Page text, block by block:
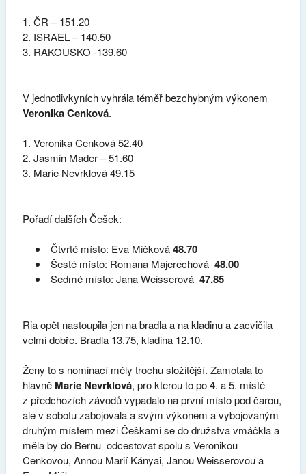
ČR – 151.20
ISRAEL – 140.50
RAKOUSKO -139.60
V jednotlivkyních vyhrála téměř bezchybným výkonem
Veronika Cenková.
Veronika Cenková 52.40
Jasmin Mader – 51.60
Marie Nevrklová 49.15
Pořadí dalších Češek:
Čtvrté místo: Eva Mičková48.70
Šesté místo: Romana Majerechová48.00
Sedmé místo: Jana Weisserová47.85
Ria opět nastoupila jen na bradla a na kladinu a zacvičila
velmi dobře. Bradla 13.75, kladina 12.10.
Ženy to s nominací měly trochu složitější. Zamotala to
hlavně Marie Nevrklová, pro kterou to po 4. a 5. místě
z předchozích závodů vypadalo na první místo pod čarou,
ale v sobotu zabojovala a svým výkonem a vybojovaným
druhým místem mezi Češkami se do družstva vmáčkla a
měla by do Bernu odcestovat spolu s Veronikou
Cenkovou, Annou Marií Kányai, Janou Weisserovou a